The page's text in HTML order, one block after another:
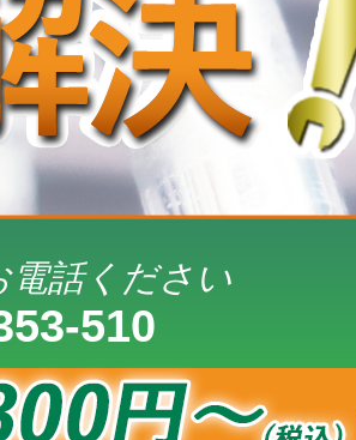
話ください
510